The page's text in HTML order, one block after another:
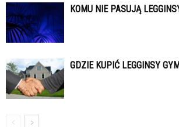
KOMU NIE PASUJĄ
GDZIE KUPIĆ LEGGINSY